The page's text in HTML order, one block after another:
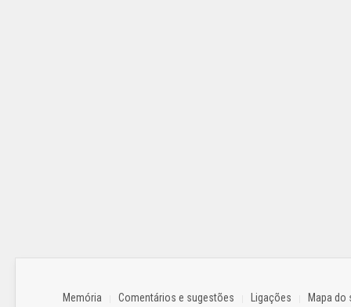
Memória Comentários e sugestões Ligações Mapa do